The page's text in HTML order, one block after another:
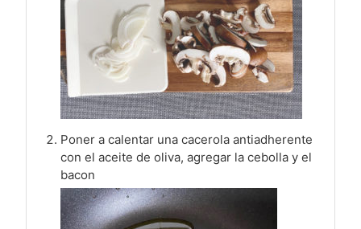
Poner a calentar una cacerola antiadherente
con el aceite de oliva, agregar la cebolla y el
bacon